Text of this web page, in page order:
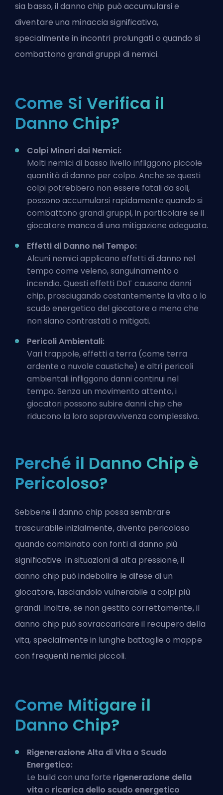
sia basso, il danno chip può accumularsi e
diventare una minaccia significativa,
specialmente in incontri prolungati o quando si
combattono grandi gruppi di nemici.
Come Si Verifica il
Danno Chip?
Colpi Minori dai Nemici:
Molti nemici di basso livello infliggono piccole
quantità di danno per colpo. Anche se questi
colpi potrebbero non essere fatali da soli,
possono accumularsi rapidamente quando si
combattono grandi gruppi, in particolare se il
giocatore manca di una mitigazione adeguata.
Effetti di Danno nel Tempo:
Alcuni nemici applicano effetti di danno nel
tempo come veleno, sanguinamento o
incendio. Questi effetti DoT causano danni
chip, prosciugando costantemente la vita o lo
scudo energetico del giocatore a meno che
non siano contrastati o mitigati.
Pericoli Ambientali:
Vari trappole, effetti a terra (come terra
ardente o nuvole caustiche) e altri pericoli
ambientali infliggono danni continui nel
tempo. Senza un movimento attento, i
giocatori possono subire danni chip che
riducono la loro sopravvivenza complessiva.
Perché il Danno Chip è
Pericoloso?
Sebbene il danno chip possa sembrare
trascurabile inizialmente, diventa pericoloso
quando combinato con fonti di danno più
significative. In situazioni di alta pressione, il
danno chip può indebolire le difese di un
giocatore, lasciandolo vulnerabile a colpi più
grandi. Inoltre, se non gestito correttamente, il
danno chip può sovraccaricare il recupero della
vita, specialmente in lunghe battaglie o mappe
con frequenti nemici piccoli.
Come Mitigare il
Danno Chip?
Rigenerazione Alta di Vita o Scudo
Energetico:
Le build con una forte rigenerazione della
vitao ricarica dello scudo energetico